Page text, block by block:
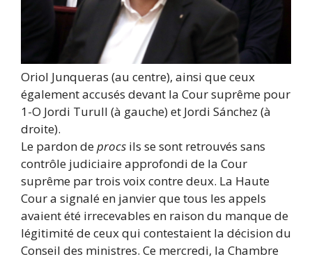
Oriol Junqueras (au centre), ainsi que ceux
également accusés devant la Cour suprême pour
1-O Jordi Turull (à gauche) et Jordi Sánchez (à
droite).
Le pardon deprocs ils se sont retrouvés sans
contrôle judiciaire approfondi de la Cour
suprême par trois voix contre deux. La Haute
Cour a signalé en janvier que tous les appels
avaient été irrecevables en raison du manque de
légitimité de ceux qui contestaient la décision du
Conseil des ministres. Ce mercredi, la Chambre